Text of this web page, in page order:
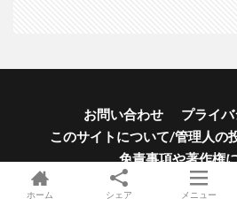
お問い合わせ
プライ
このサイトについて/管理人の
免責事項や著作権
© Copyright 2026 米国株ETF
ホーム シェア メニュー